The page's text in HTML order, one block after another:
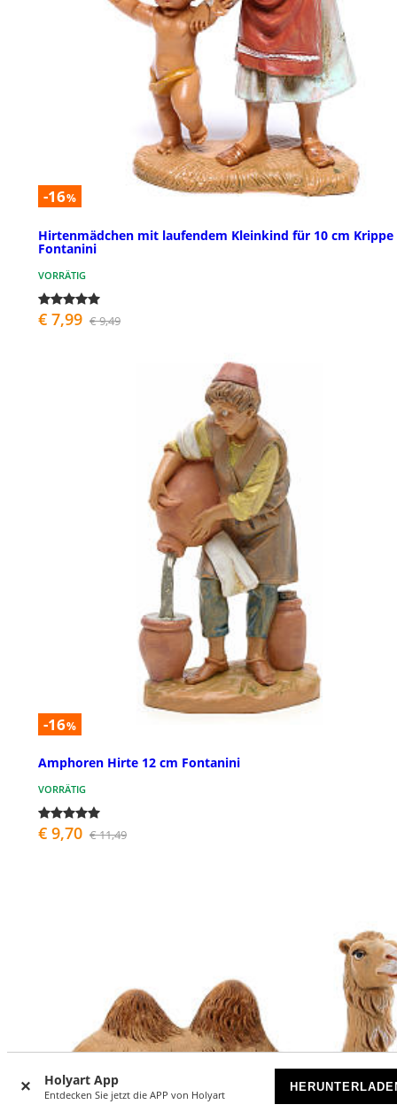
Holyart App
Entdecken Sie jetzt die APP von Holyart
-16%
Hirtenmädchen mit laufendem Kleinkind für 10 cm Krippe
Fontanini
VORRÄTIG
€ 7,99 € 9,49
-16%
Amphoren Hirte 12 cm Fontanini
VORRÄTIG
€ 9,70 € 11,49